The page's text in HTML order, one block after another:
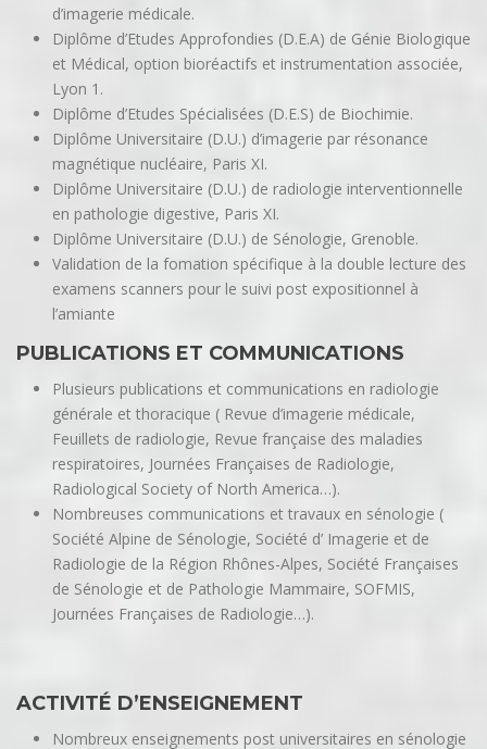
d’imagerie médicale.
Diplôme d’Etudes Approfondies (D.E.A) de Génie Biologique
et Médical, option bioréactifs et instrumentation associée,
Lyon 1.
Diplôme d’Etudes Spécialisées (D.E.S) de Biochimie.
Diplôme Universitaire (D.U.) d’imagerie par résonance
magnétique nucléaire, Paris XI.
Diplôme Universitaire (D.U.) de radiologie interventionnelle
en pathologie digestive, Paris XI.
Diplôme Universitaire (D.U.) de Sénologie, Grenoble.
Validation de la fomation spécifique à la double lecture des
examens scanners pour le suivi post expositionnel à
l’amiante
PUBLICATIONS ET COMMUNICATIONS
Plusieurs publications et communications en radiologie
générale et thoracique ( Revue d’imagerie médicale,
Feuillets de radiologie, Revue française des maladies
respiratoires, Journées Françaises de Radiologie,
Radiological Society of North America…).
Nombreuses communications et travaux en sénologie (
Société Alpine de Sénologie, Société d’ Imagerie et de
Radiologie de la Région Rhônes-Alpes, Société Françaises
de Sénologie et de Pathologie Mammaire, SOFMIS,
Journées Françaises de Radiologie…).
ACTIVITÉ D’ENSEIGNEMENT
Nombreux enseignements post universitaires en sénologie